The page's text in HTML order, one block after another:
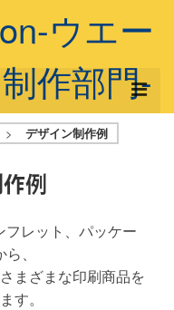
> デザイン制作例
例
レット、パッケー
、
まざまな印刷商品を
す。